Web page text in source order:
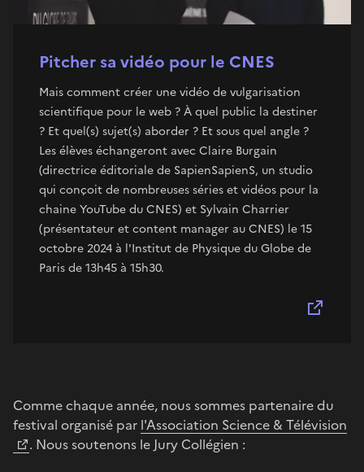
Pitcher sa vidéo pour le CNES
Mais comment créer une vidéo de vulgarisation
scientifique pour le web ? À quel public la destiner
? Et quel(s) sujet(s) aborder ? Et sous quel angle ?
Les élèves échangeront avec Claire Burgain
(directrice éditoriale de SapienSapienS, un studio
qui conçoit de nombreuses séries et vidéos pour la
chaine YouTube du CNES) et Sylvain Charrier
(présentateur et content manager au CNES) le 15
octobre 2024 à l'Institut de Physique du Globe de
Paris de 13h45 à 15h30.
Comme chaque année, nous sommes partenaire du
festival organisé par l'Association Science & Télévision
. Nous soutenons le Jury Collégien :